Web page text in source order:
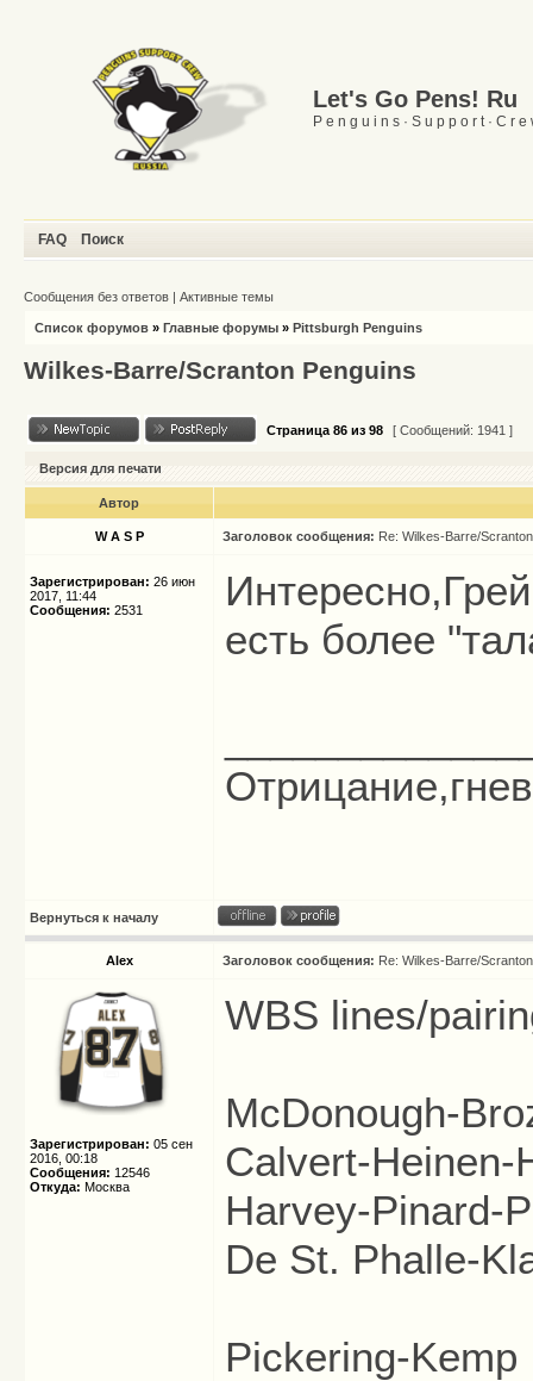
Let's Go Pens! Ru
P e n g u i n s · S u p p o r t · C r e
FAQ Поиск
Сообщения без ответов | Активные темы
Список форумов » Главные форумы » Pittsburgh Penguins
Wilkes-Barre/Scranton Penguins
Страница 86 из 98 [ Сообщений: 1941 ]
Версия для печати
Автор
W A S P Заголовок сообщения: Re: Wilkes-Barre/
Зарегистрирован: 26 июн
2017, 11:44
Сообщения: 2531
есть более
Вернуться к началу
Alex Заголовок сообщения: Re: Wilkes-Barre/
Зарегистрирован: 05 сен
2016, 00:18
Сообщения: 12546
Откуда: Москва
WBS lines/
McDonough-
Calvert-Heinen-
Harvey-Pinard-
De St. Phalle-
Pickering-Kemp